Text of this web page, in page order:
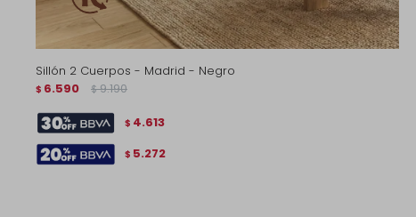
Sillón 2 Cuerpos - Madrid - Negro
$ 6.590 $ 9.190
$ 4.613
$ 5.272